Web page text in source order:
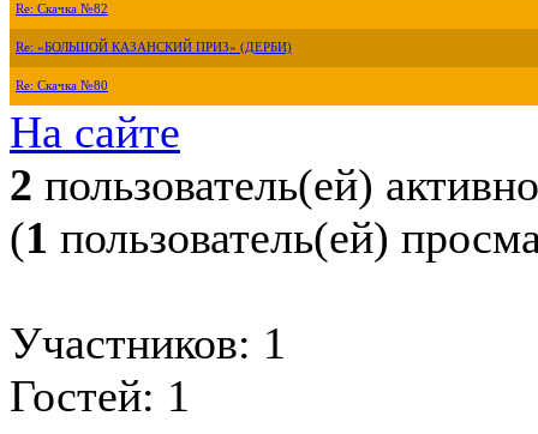
Re: Скачка №82
Re: «БОЛЬШОЙ КАЗАНСКИЙ ПРИЗ» (ДЕРБИ)
Re: Скачка №80
На сайте
2 пользователь(ей) активно
(1 пользователь(ей)
Участников: 1
Гостей: 1